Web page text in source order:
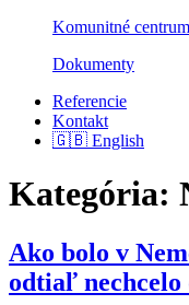
Komunitné
Dokumenty
Referencie
Kontakt
🇬🇧 English
Kategória:
Ako bolo v
odtiaľ